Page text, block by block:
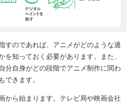
すのであれば、アニメがどのような過
を知っておく必要があります。また、
分自身がどの段階でアニメ制作に関わ
できます。
から始まります。テレビ局や映画会社